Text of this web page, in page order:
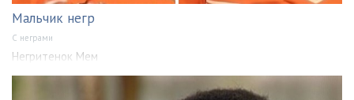
Мальчик негр
С неграми
Негритенок Мем